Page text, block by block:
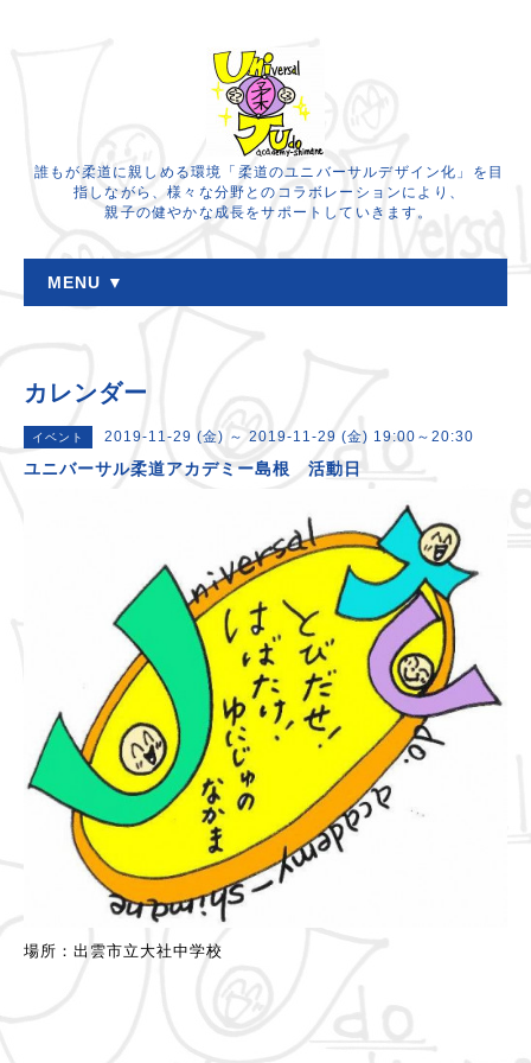
誰もが柔道に親しめる環境「柔道のユニバーサルデザイン化」を目
指しながら、様々な分野とのコラボレーションにより、
親子の健やかな成長をサポートしていきます。
MENU ▼
カレンダー
イベント 2019-11-29 (金) ～ 2019-11-29 (金) 19:00～20:30
ユニバーサル柔道アカデミー島根 活動日
場所：出雲市立大社中学校